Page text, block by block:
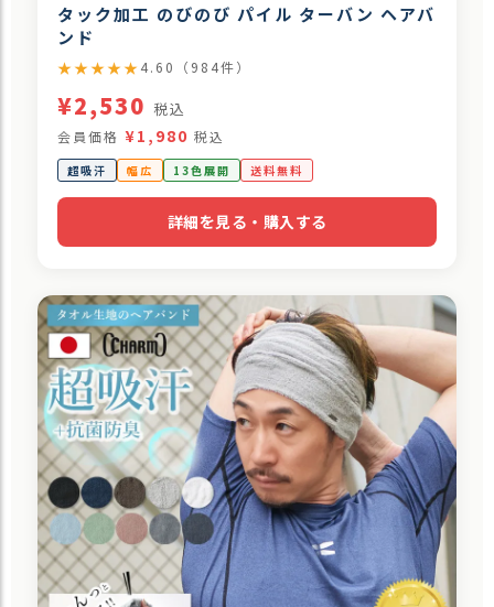
タック加工 のびのび パイル ターバン ヘアバ
ンド
★★★★★4.60（984件）
¥2,530 税込
会員価格 ¥1,980 税込
超吸汗 幅広 13色展開 送料無料
詳細を見る・購入する